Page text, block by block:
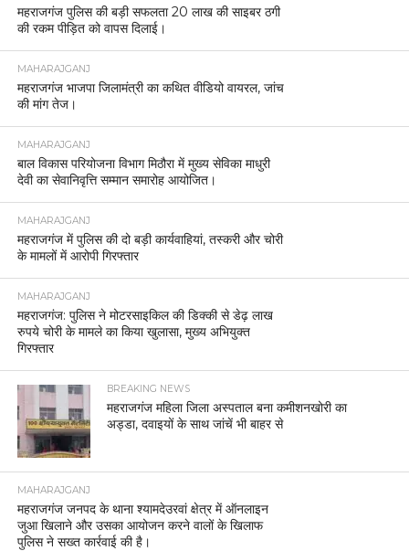
महराजगंज पुलिस की बड़ी सफलता 20 लाख की साइबर ठगी
की रकम पीड़ित को वापस दिलाई।
MAHARAJGANJ
महराजगंज भाजपा जिलामंत्री का कथित वीडियो वायरल, जांच
की मांग तेज।
MAHARAJGANJ
बाल विकास परियोजना विभाग मिठौरा में मुख्य सेविका माधुरी
देवी का सेवानिवृत्ति सम्मान समारोह आयोजित।
MAHARAJGANJ
महराजगंज में पुलिस की दो बड़ी कार्यवाहियां, तस्करी और चोरी
के मामलों में आरोपी गिरफ्तार
MAHARAJGANJ
महराजगंज: पुलिस ने मोटरसाइकिल की डिक्की से डेढ़ लाख
रुपये चोरी के मामले का किया खुलासा, मुख्य अभियुक्त
गिरफ्तार
BREAKING NEWS
महराजगंज महिला जिला अस्पताल बना कमीशनखोरी का
अड्डा, दवाइयों के साथ जांचें भी बाहर से
MAHARAJGANJ
महराजगंज जनपद के थाना श्यामदेउरवां क्षेत्र में ऑनलाइन
जुआ खिलाने और उसका आयोजन करने वालों के खिलाफ
पुलिस ने सख्त कार्रवाई की है।